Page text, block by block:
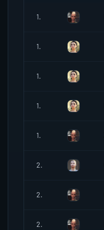
1.
1.
1.
1.
1.
2.
2.
2.